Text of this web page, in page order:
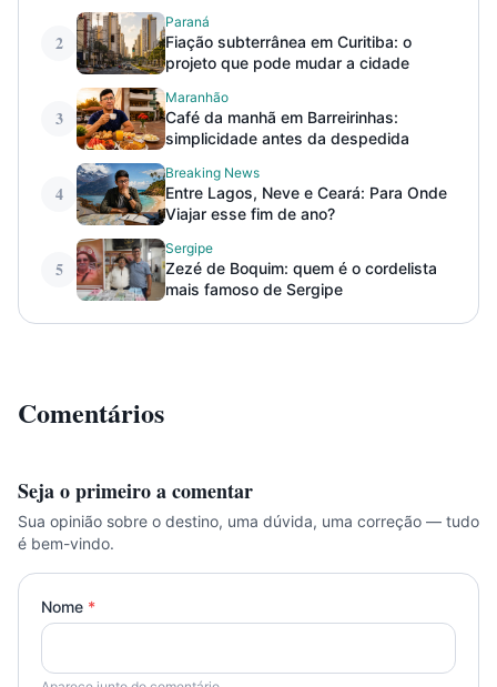
2
Paraná
Fiação subterrânea em Curitiba: o
projeto que pode mudar a cidade
3
Maranhão
Café da manhã em Barreirinhas:
simplicidade antes da despedida
4
Breaking News
Entre Lagos, Neve e Ceará: Para Onde
Viajar esse fim de ano?
5
Sergipe
Zezé de Boquim: quem é o cordelista
mais famoso de Sergipe
Comentários
Seja o primeiro a comentar
Sua opinião sobre o destino, uma dúvida, uma correção — tudo
é bem-vindo.
Nome *